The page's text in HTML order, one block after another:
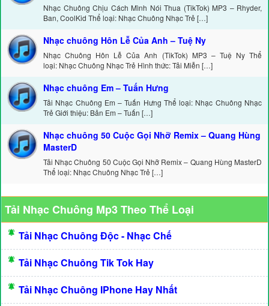
Nhạc Chuông Chịu Cách Mình Nói Thua (TikTok) MP3 – Rhyder,
Ban, CoolKid Thể loại: Nhạc Chuông Nhạc Trẻ […]
Nhạc chuông Hôn Lễ Của Anh – Tuệ Ny
Nhạc Chuông Hôn Lễ Của Anh (TikTok) MP3 – Tuệ Ny Thể
loại: Nhạc Chuông Nhạc Trẻ Hình thức: Tải Miễn […]
Nhạc chuông Em – Tuấn Hưng
Tải Nhạc Chuông Em – Tuấn Hưng Thể loại: Nhạc Chuông Nhạc
Trẻ Giới thiệu: Bản Em – Tuấn […]
Nhạc chuông 50 Cuộc Gọi Nhỡ Remix – Quang Hùng
MasterD
Tải Nhạc Chuông 50 Cuộc Gọi Nhỡ Remix – Quang Hùng MasterD
Thể loại: Nhạc Chuông Nhạc Trẻ […]
Tải Nhạc Chuông Mp3 Theo Thể Loại
Tải Nhạc Chuông Độc - Nhạc Chế
Tải Nhạc Chuông Tik Tok Hay
Tải Nhạc Chuông IPhone Hay Nhất